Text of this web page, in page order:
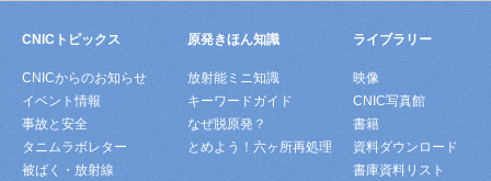
CNICトピックス
CNICからのお知らせ
イベント情報
事故と安全
タニムラボレター
被ばく・放射線
原発きほん知識
放射能ミニ知識
キーワードガイド
なぜ脱原発？
とめよう！六ヶ所再処理
ライブラリー
映像
CNIC写真館
書籍
資料ダウンロード
書庫資料リスト